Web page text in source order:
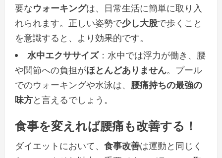
要なウォーキングは、日常生活に簡単に取り入
れられます。正しい姿勢で少し大股で歩くこと
を意識すると、より効果的です。
水中エクササイズ：水中では浮力が働き、腰
や関節への負担がほとんどありません。プール
でのウォーキングや水泳は、 腰痛持ちの最強の
味方と言えるでしょう。
食事を変えれば腰痛も改善する！
ダイエットにおいて、 食事改善は運動と同じく